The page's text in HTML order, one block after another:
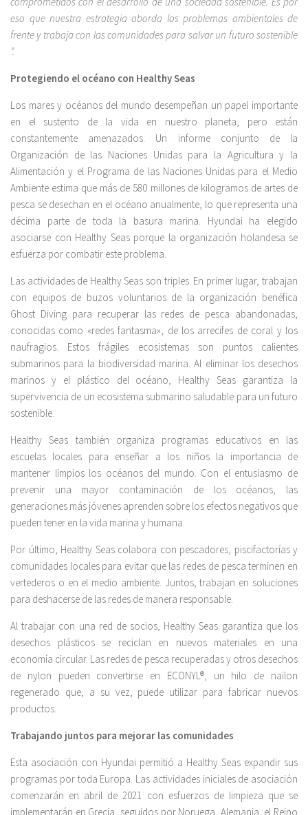
eso que nuestra estrategia aborda los problemas ambientales de
frente y trabaja con las comunidades para salvar un futuro sostenible
”.
Protegiendo el océano con Healthy Seas
Los mares y océanos del mundo desempeñan un papel importante
en el sustento de la vida en nuestro planeta, pero están
constantemente amenazados. Un informe conjunto de la
Organización de las Naciones Unidas para la Agricultura y la
Alimentación y el Programa de las Naciones Unidas para el Medio
Ambiente estima que más de 580 millones de kilogramos de artes de
pesca se desechan en el océano anualmente, lo que representa una
décima parte de toda la basura marina. Hyundai ha elegido
asociarse con Healthy Seas porque la organización holandesa se
esfuerza por combatir este problema.
Las actividades de Healthy Seas son triples. En primer lugar, trabajan
con equipos de buzos voluntarios de la organización benéfica
Ghost Diving para recuperar las redes de pesca abandonadas,
conocidas como «redes fantasma», de los arrecifes de coral y los
naufragios. Estos frágiles ecosistemas son puntos calientes
submarinos para la biodiversidad marina. Al eliminar los desechos
marinos y el plástico del océano, Healthy Seas garantiza la
supervivencia de un ecosistema submarino saludable para un futuro
sostenible.
Healthy Seas también organiza programas educativos en las
escuelas locales para enseñar a los niños la importancia de
mantener limpios los océanos del mundo. Con el entusiasmo de
prevenir una mayor contaminación de los océanos, las
generaciones más jóvenes aprenden sobre los efectos negativos que
pueden tener en la vida marina y humana.
Por último, Healthy Seas colabora con pescadores, piscifactorías y
comunidades locales para evitar que las redes de pesca terminen en
vertederos o en el medio ambiente. Juntos, trabajan en soluciones
para deshacerse de las redes de manera responsable.
Al trabajar con una red de socios, Healthy Seas garantiza que los
desechos plásticos se reciclan en nuevos materiales en una
economía circular. Las redes de pesca recuperadas y otros desechos
de nylon pueden convertirse en ECONYL®, un hilo de nailon
regenerado que, a su vez, puede utilizar para fabricar nuevos
productos.
Trabajando juntos para mejorar las comunidades
Esta asociación con Hyundai permitió a Healthy Seas expandir sus
programas por toda Europa. Las actividades iniciales de asociación
comenzarán en abril de 2021 con esfuerzos de limpieza que se
implementarán en Grecia, seguidos por Noruega, Alemania, el Reino